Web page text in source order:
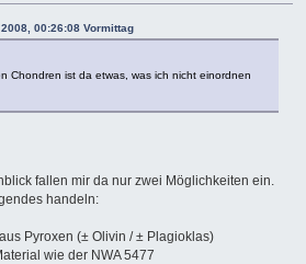
00:26:08 Vormittag
Chondren ist da etwas, was ich nicht einordnen
fallen mir da nur zwei Möglichkeiten ein.
handeln:
Pyroxen (± Olivin / ± Plagioklas)
wie der NWA 5477